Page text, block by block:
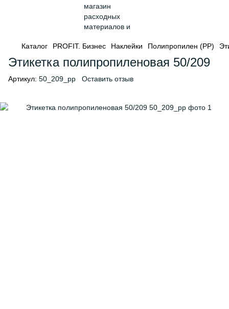
Каталог PROFIT. Бизнес Наклейки Полипропилен (PP)
Этикетка полипропиленовая 50/209
Артикул: 50_209_pp Оставить отзыв